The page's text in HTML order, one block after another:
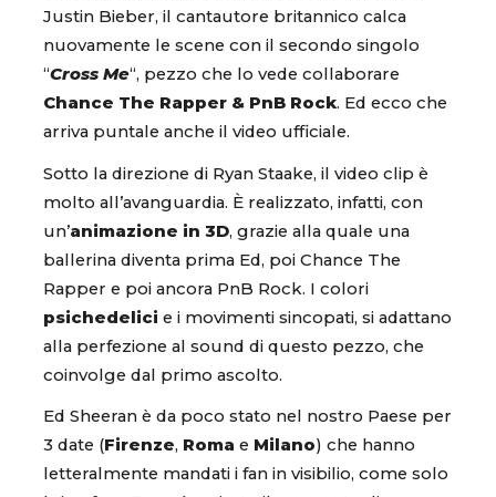
Justin Bieber, il cantautore britannico calca
nuovamente le scene con il secondo singolo
“Cross Me“, pezzo che lo vede collaborare
Chance The Rapper & PnB Rock. Ed ecco che
arriva puntale anche il video ufficiale.
Sotto la direzione di Ryan Staake, il video clip è
molto all’avanguardia. È realizzato, infatti, con
un’animazione in 3D, grazie alla quale una
ballerina diventa prima Ed, poi Chance The
Rapper e poi ancora PnB Rock. I colori
psichedelici e i movimenti sincopati, si adattano
alla perfezione al sound di questo pezzo, che
coinvolge dal primo ascolto.
Ed Sheeran è da poco stato nel nostro Paese per
3 date (Firenze, Roma e Milano) che hanno
letteralmente mandati i fan in visibilio, come solo